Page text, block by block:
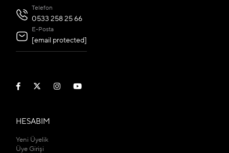
Telefon
0533 258 25 66
E-Posta
[email protected]
HESABIM
Yeni Üyelik
Üye Girişi